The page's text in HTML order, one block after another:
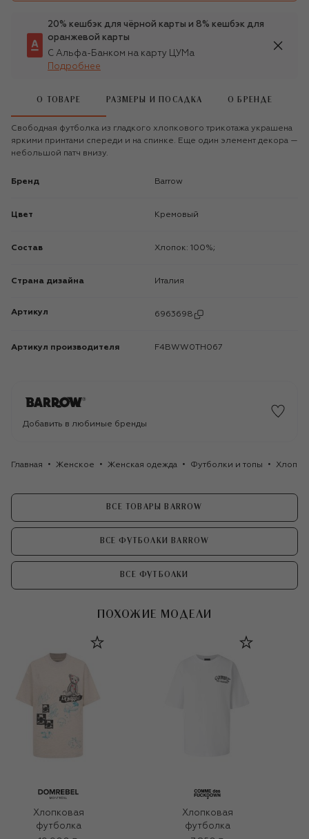
20% кешбэк для чёрной карты и 8% кешбэк для
оранжевой карты
С Альфа-Банком на карту ЦУМа
Подробнее
О ТОВАРЕ РАЗМЕРЫ И ПОСАДКА О БРЕНДЕ
Свободная футболка из гладкого хлопкового трикотажа украшена
яркими принтами спереди и на спинке. Еще один элемент декора —
небольшой патч внизу.
Бренд Barrow
Цвет Кремовый
Состав Хлопок: 100%;
Страна дизайна Италия
Артикул 6963698
Артикул производителя F4BWW0TH067
Добавить в любимые бренды
Главная Женское Женская одежда Футболки и топы
ВСЕ ТОВАРЫ BARROW
ВСЕ ФУТБОЛКИ BARROW
ВСЕ ФУТБОЛКИ
ПОХОЖИЕ МОДЕЛИ
Хлопковая
футболка
Хлопковая
футболка